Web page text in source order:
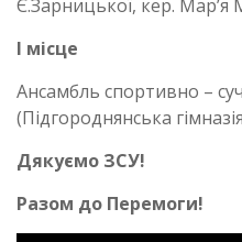
Є.Зарницької, кер. Мар’я
І місце
Ансамбль спортивно –
(Підгороднянська
Дякуємо ЗСУ!
Разом до Перемоги!